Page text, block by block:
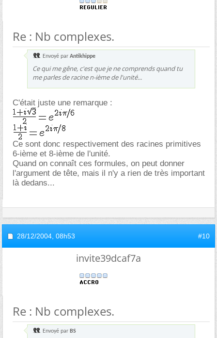
Re : Nb complexes.
Envoyé par Antikhippe
Ce qui me gêne, c'est que je ne comprends quand tu
me parles de racine n-ième de l'unité...
C'était juste une remarque :
Ce sont donc respectivement des racines primitives
6-ième et 8-ième de l'unité.
Quand on connaît ces formules, on peut donner
l'argument de tête, mais il n'y a rien de très important
là dedans...
28/12/2004, 08h53 #10
invite39dcaf7a
Re : Nb complexes.
Envoyé par BS